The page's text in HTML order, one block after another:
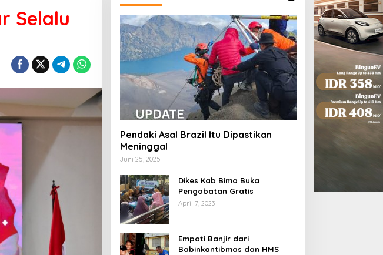
Selalu
Pendaki Asal Brazil Itu Dipastikan
Meninggal
Juni 25, 2025
Dikes Kab Bima Buka
Pengobatan Gratis
April 7, 2023
Empati Banjir dari
Babinkantibmas dan HMS